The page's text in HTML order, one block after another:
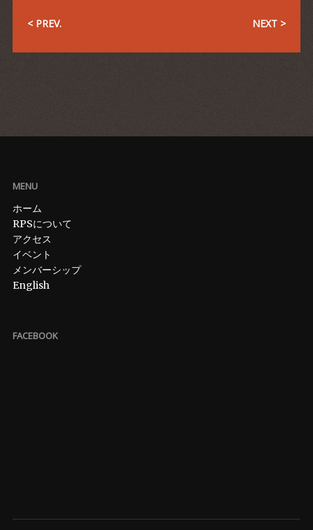
< PREV. NEXT >
MENU
ホーム
RPSについて
アクセス
イベント
メンバーシップ
English
FACEBOOK